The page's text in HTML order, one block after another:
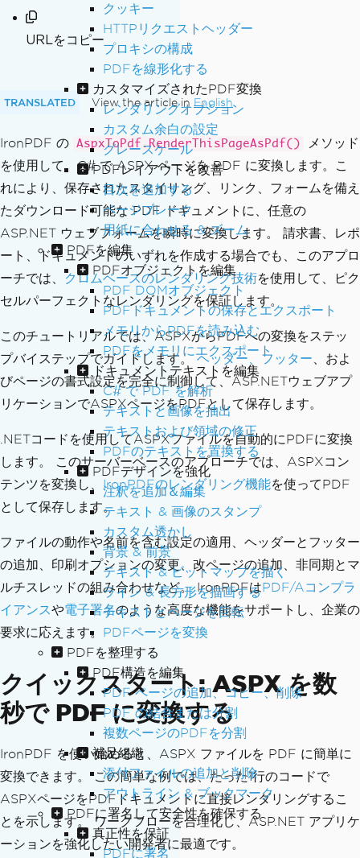
クッキー
HTTPリクエストヘッダー
プロキシの構成
PDFを線形化する
カスタマイズされたPDF変換
レンダリングオプション
カスタム余白の設定
グレースケール
PDFレイアウトを改善
目次を追加する
ページブレーク
用紙に合わせる & ズーム
PDFを編集
PDFオブジェクトを編集
PDF DOMオブジェクト
PDFドキュメントの保存とエクスポート
メモリからPDFを読み込む
PDFをメモリにエクスポート
ドキュメントテキストを編集
C# で PDF を解析
テキストと画像を抽出
テキストおよび領域の修正
PDFのテキストを置換する
PDFデザインを強化
注釈を追加＆編集
テキスト & 画像のスタンプ
カスタム透かし
背景 & 前景
テキスト & ビットマップを描く
ライン & 長方形を描画する
テキストとページを回転
PDFページを変換
PDFを整理する
PDF構造を編集
PDF ページの追加、コピー、削除
PDF の結合または分割
複数ページのPDFを分割
補足組織
添付ファイルの追加と削除
アウトライン & ブックマーク
PDFに署名して安全性を確保する
真正性を保証
PDFに署名
URLをコピー
TRANSLATED View the article in English
IronPDF の AspxToPdf.RenderThisPageAsPdf()
メソッド
を使用して、C# で ASPX ページを PDF に変換します。こ
れにより、保存されたスタイリング、リンク、フォームを備え
たダウンロード可能な PDF ドキュメントに、任意の
ASP.NET ウェブフォームを瞬時に変換します。 請求書、レポ
ート、ドキュメントのいずれを作成する場合でも、このアプロ
ーチでは、
クロムベースのレンダリング技術を使用して、ピク
セルパーフェクトなレンダリングを保証します。
このチュートリアルでは、ASPXからPDFへの変換をステッ
プバイステップでガイドします。ヘッダー、フッター、およ
びページの書式設定を完全に制御して、ASP.NETウェブアプ
リケーションでASPXページをPDFとして保存します。
.NETコードを使用してASPXファイルを自動的にPDFに変換
します。 このサーバーベースのアプローチでは、ASPXコン
テンツを変換し、 IronPDFのレンダリング機能を使ってPDF
として保存します。
ファイルの動作や名前を含む設定の適用、ヘッダーとフッター
の追加、印刷オプションの変更、改ページの追加、非同期とマ
ルチスレッドの組み合わせなど。 IronPDFはPDF/Aコンプラ
イアンスや電子署名のような高度な機能をサポートし、企業の
要求に応えます。
クイックスタート: ASPX を数
秒で PDF に変換する
IronPDF を使い始めると、ASPX ファイルを PDF に簡単に
変換できます。 この簡単な例では、たった1行のコードで
ASPXページをPDFドキュメントに直接レンダリングするこ
とを示します。 ワークフローを合理化し、ASP.NET アプリケ
ーションを強化したい開発者に最適です。